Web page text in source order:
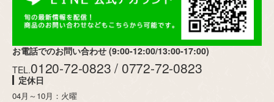
お電話でのお問い合わせ (9:00-12:00/13:00-17:00)
TEL.0120-72-0823 / 0772-72-0823
定休日
04月～10月：火曜